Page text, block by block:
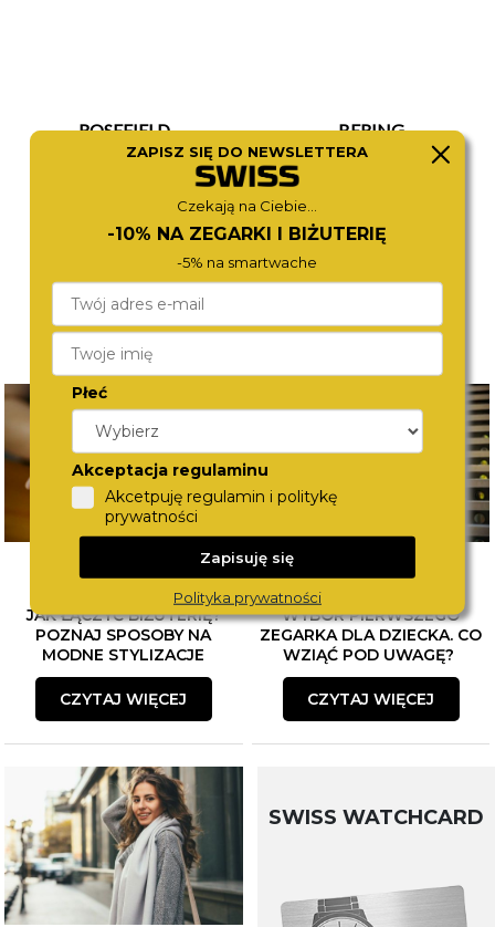
ROSEFIELD
MWSMS-M04
BERING
11022-014
JAK ŁĄCZYĆ BIŻUTERIĘ?
POZNAJ SPOSOBY NA
MODNE STYLIZACJE
CZYTAJ WIĘCEJ
WYBÓR PIERWSZEGO
ZEGARKA DLA DZIECKA. CO
WZIĄĆ POD UWAGĘ?
CZYTAJ WIĘCEJ
SWISS WATCHCARD
ZAPISZ SIĘ DO NEWSLETTERA
Czekają na Ciebie...
-10% NA ZEGARKI I BIŻUTERIĘ
-5% na smartwache
Płeć
Akceptacja regulaminu
Akcetpuję regulamin i politykę
prywatności
Zapisuję się
Polityka prywatności